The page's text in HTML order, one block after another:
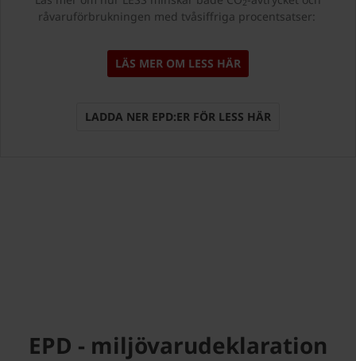
2
råvaruförbrukningen med tvåsiffriga procentsatser:
LÄS MER OM LESS HÄR
LADDA NER EPD:ER FÖR LESS HÄR
EPD - miljövarudeklaration